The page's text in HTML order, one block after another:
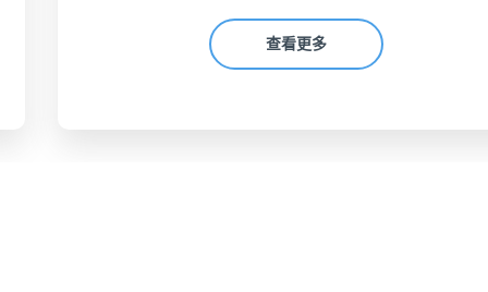
查看更多